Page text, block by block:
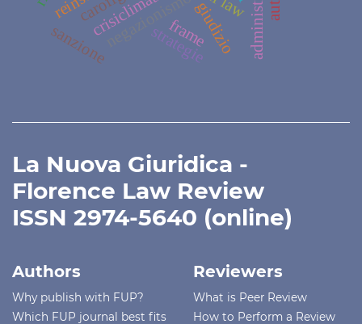
negazionismo
strategiegiudizio
sanzione frame
La Nuova Giuridica -
Florence Law Review
ISSN 2974-5640 (online)
Authors
Why publish with FUP?
Which FUP journal best fits
Reviewers
What is Peer Review
How to Perform a Review